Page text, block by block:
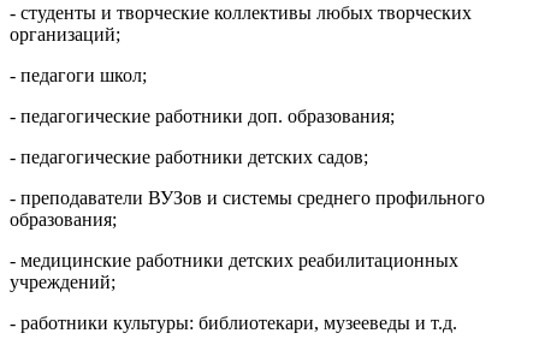
- студенты и творческие коллективы любых творческих
организаций;
- педагоги школ;
- педагогические работники доп. образования;
- педагогические работники детских садов;
- преподаватели ВУЗов и системы среднего профильного
образования;
- медицинские работники детских реабилитационных
учреждений;
- работники культуры: библиотекари, музееведы и т.д.